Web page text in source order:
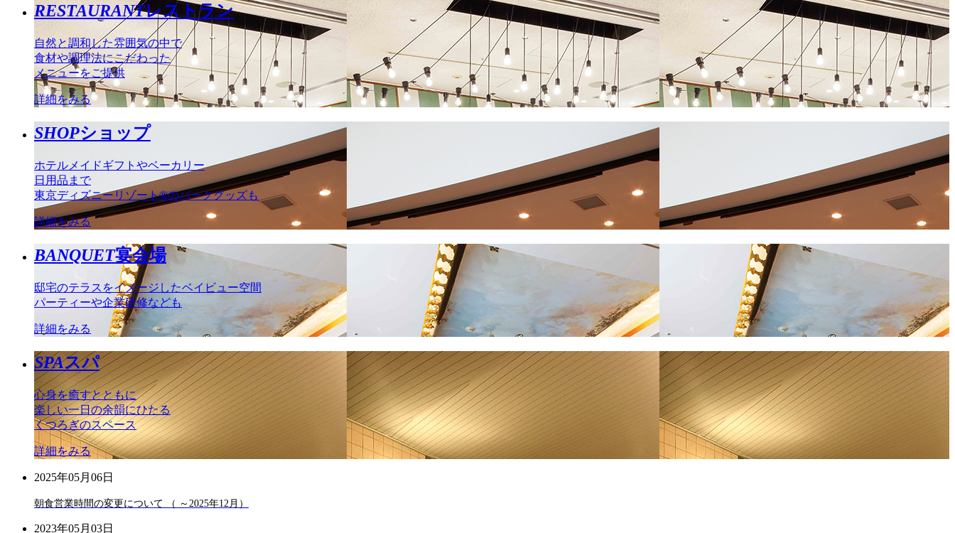
RESTAURANTレストラン
自然と調和した雰囲気の中で
食材や調理法にこだわった
メニューをご提供
詳細をみる
SHOPショップ
ホテルメイドギフトやベーカリー
日用品まで
東京ディズニーリゾート®のパークグッズも
詳細をみる
BANQUET宴会場
邸宅のテラスをイメージしたベイビュー空間
パーティーや企業研修なども
詳細をみる
SPAスパ
心身を癒すとともに
楽しい一日の余韻にひたる
くつろぎのスペース
詳細をみる
2025年05月06日
朝食営業時間の変更について （ ～2025年12月）
2023年05月03日